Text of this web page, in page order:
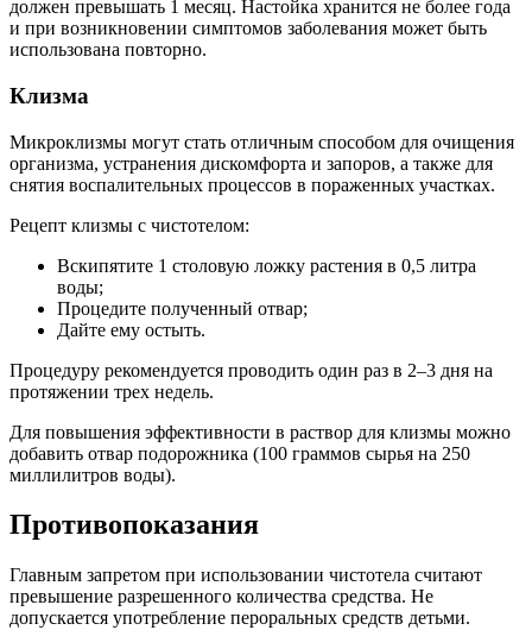
должен превышать 1 месяц. Настойка хранится не более года
и при возникновении симптомов заболевания может быть
использована повторно.
Клизма
Микроклизмы могут стать отличным способом для очищения
организма, устранения дискомфорта и запоров, а также для
снятия воспалительных процессов в пораженных участках.
Рецепт клизмы с чистотелом:
Вскипятите 1 столовую ложку растения в 0,5 литра
воды;
Процедите полученный отвар;
Дайте ему остыть.
Процедуру рекомендуется проводить один раз в 2–3 дня на
протяжении трех недель.
Для повышения эффективности в раствор для клизмы можно
добавить отвар подорожника (100 граммов сырья на 250
миллилитров воды).
Противопоказания
Главным запретом при использовании чистотела считают
превышение разрешенного количества средства. Не
допускается употребление пероральных средств детьми.